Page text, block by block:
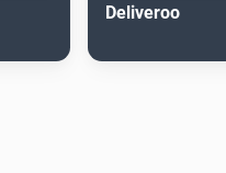
Deliveroo